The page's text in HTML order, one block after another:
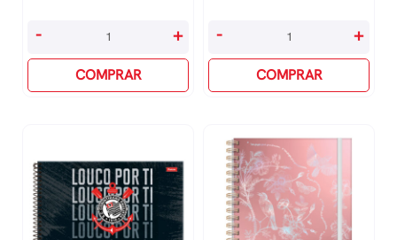
Caderno
Universitário
Grande
160
Folhas
10
Matérias
- +
COMPRAR
Caderno
Pautado
Pontado
Frutare
- +
COMPRAR